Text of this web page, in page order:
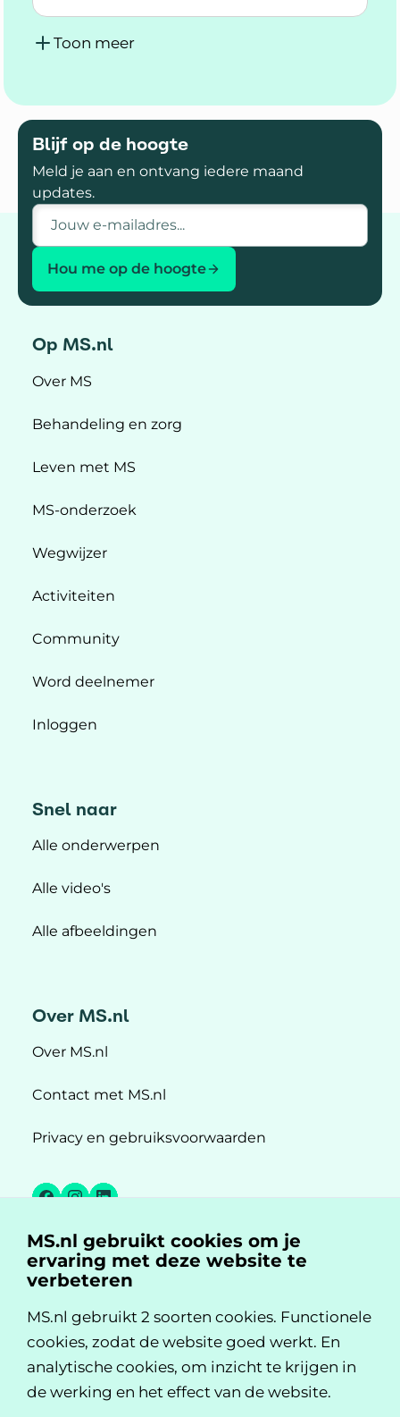
Lees meer over Balanceren
Toon meer
Blijf op de hoogte
Meld je aan en ontvang iedere maand
updates.
E-mailadres
Hou me op de hoogte
Op MS.nl
Over MS
Behandeling en zorg
Leven met MS
MS-onderzoek
Wegwijzer
Activiteiten
Community
Word deelnemer
Inloggen
Snel naar
Alle onderwerpen
Alle video's
Alle afbeeldingen
Over MS.nl
Over MS.nl
Contact met MS.nl
Privacy en gebruiksvoorwaarden
Facebook
Instagram
LinkedIn
MS.nl is een initiatief van:
MS.nl gebruikt cookies om je
ervaring met deze website te
verbeteren
MS.nl gebruikt 2 soorten cookies. Functionele
cookies, zodat de website goed werkt. En
analytische cookies, om inzicht te krijgen in
de werking en het effect van de website.